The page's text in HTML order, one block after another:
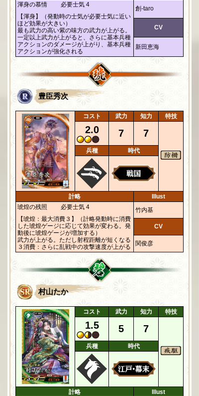
渾身の慕情
必要士気 4
【渾身】（発動時の士気が必要士気に近い
ほど効果が大きい）
最も武力の高い紫の味方の武力が上がる。
一定以上武力が上がると、さらに基本兵種
アクションのダメージが上がり、基本兵種
アクションが強化される
創-taro
CV
新田恵海
豊臣秀次
コスト 武力 知力 特技
2.0 7 7
兵種 時代
計略
Illust
琥煌の残照
必要士気 4
【琥煌：最大消費３】（計略発動時に消費
した琥煌ゲージに応じて効果が変わる。発
動後に琥煌ゲージが増加する）
武力が上がる。ただし射程距離が短くなる
３消費：さらに乱戦中の攻撃速度が上がる
竹内基
CV
関俊彦
村山たか
コスト 武力 知力 特技
1.5 5 7
兵種 時代
計略
Illust